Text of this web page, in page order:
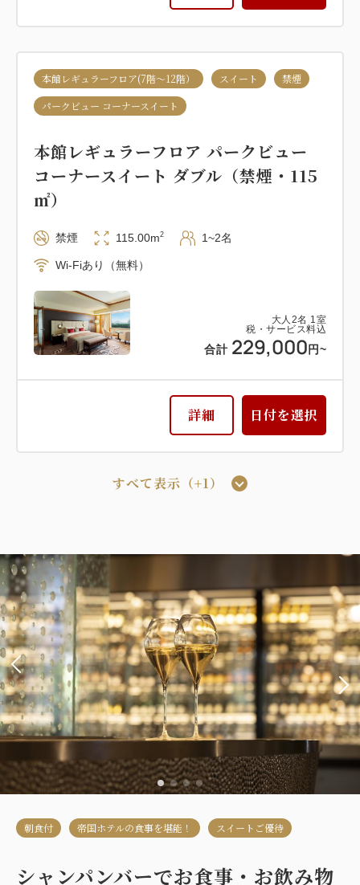
大人 2名 1室
税・サービス料込
合計 229,000 円~
本館レギュラーフロア(7階～12階） スイート
禁煙
パークビュー コーナースイート
本館レギュラーフロア パークビュー
コーナースイート ダブル（禁煙・115
㎡）
禁煙 115.00m2 1~2名
Wi-Fiあり（無料）
詳細 日付を選択
大人2名1室
税・サービス料込
合計 177,000円~
スイート
本館インペリアルフロア デラックスス
イート ダブル（禁煙・80㎡）
禁煙 80.00m2 1~2名
Wi-Fiあり（無料）
すべて表示（+1）
朝食付 帝国ホテルの食事を堪能！ スイートご優待
シャンパンバーでお食事・お飲み物